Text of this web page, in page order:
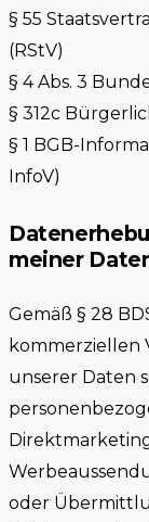
§ 55
(RStV)
§ 4 Abs. 3
§ 312c
§ 1 BGB-
InfoV)
meiner
Gemäß § 28
kommerziellen
unserer Daten
oder